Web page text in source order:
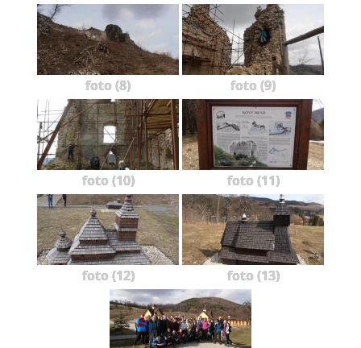
foto (8) foto (9)
foto (10) foto (11)
foto (12) foto (13)